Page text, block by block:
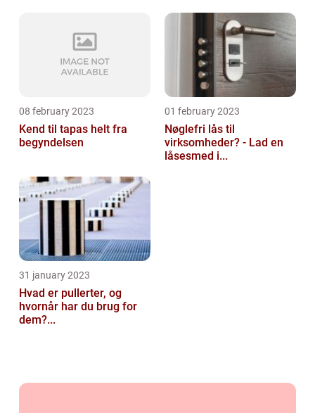
08 february 2023
Kend til tapas helt fra
begyndelsen
01 february 2023
Nøglefri lås til
virksomheder? - Lad en
låsesmed i...
31 january 2023
Hvad er pullerter, og
hvornår har du brug for
dem?...